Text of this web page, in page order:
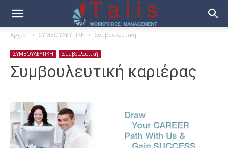
Αρχική ΣΥΜΒΟΥΛΕΥΤΙΚΗ Συμβουλευτική
ΣΥΜΒΟΥΛΕΥΤΙΚΗ Συμβουλευτική
Συμβουλευτική καριέρας